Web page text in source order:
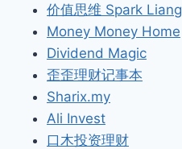
价值思维 Spark Liang
Money Money Home
Dividend Magic
歪歪理财记事本
Sharix.my
Ali Invest
口木投资理财